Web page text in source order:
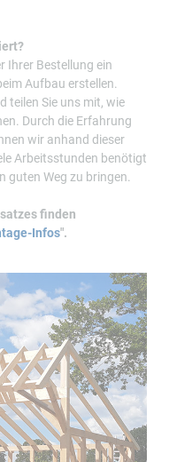
Ihrer Bestellung ein
Aufbau erstellen.
teilen Sie uns mit, wie
Durch die Erfahrung
wir anhand dieser
Arbeitsstunden benötigt
guten Weg zu bringen.
finden
Infos".